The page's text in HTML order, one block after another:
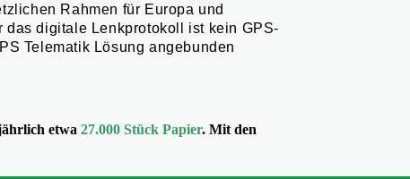
Rahmen für Europa und
digitale Lenkprotokoll ist kein GPS-
Telematik Lösung angebunden
etwa 27.000 Stück Papier. Mit den